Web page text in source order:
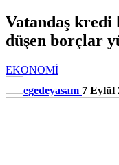
Vatandaş kredi
düşen borçlar
EKONOMİ
egedeyasam 7 Eylül